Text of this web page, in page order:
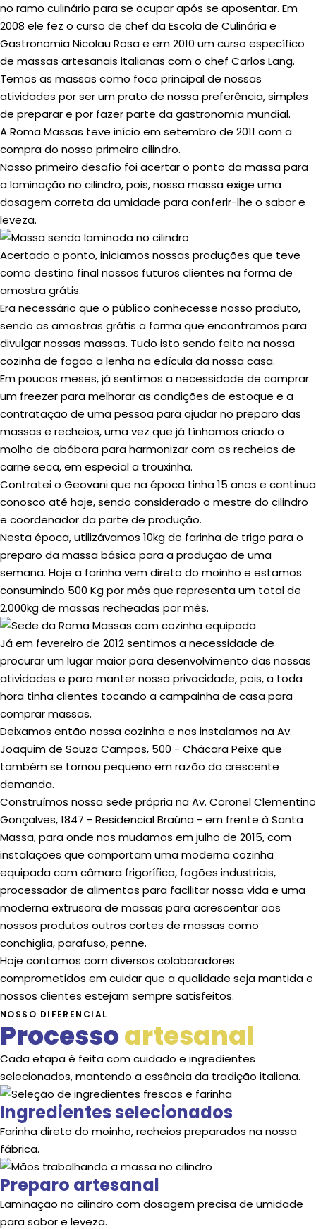
no ramo culinário para se ocupar após se aposentar. Em
2008 ele fez o curso de chef da Escola de Culinária e
Gastronomia Nicolau Rosa e em 2010 um curso específico
de massas artesanais italianas com o chef Carlos Lang.
Temos as massas como foco principal de nossas
atividades por ser um prato de nossa preferência, simples
de preparar e por fazer parte da gastronomia mundial.
A Roma Massas teve início em setembro de 2011 com a
compra do nosso primeiro cilindro.
Nosso primeiro desafio foi acertar o ponto da massa para
a laminação no cilindro, pois, nossa massa exige uma
dosagem correta da umidade para conferir-lhe o sabor e
leveza.
Acertado o ponto, iniciamos nossas produções que teve
como destino final nossos futuros clientes na forma de
amostra grátis.
Era necessário que o público conhecesse nosso produto,
sendo as amostras grátis a forma que encontramos para
divulgar nossas massas. Tudo isto sendo feito na nossa
cozinha de fogão a lenha na edícula da nossa casa.
Em poucos meses, já sentimos a necessidade de comprar
um freezer para melhorar as condições de estoque e a
contratação de uma pessoa para ajudar no preparo das
massas e recheios, uma vez que já tínhamos criado o
molho de abóbora para harmonizar com os recheios de
carne seca, em especial a trouxinha.
Contratei o Geovani que na época tinha 15 anos e continua
conosco até hoje, sendo considerado o mestre do cilindro
e coordenador da parte de produção.
Nesta época, utilizávamos 10kg de farinha de trigo para o
preparo da massa básica para a produção de uma
semana. Hoje a farinha vem direto do moinho e estamos
consumindo 500 Kg por mês que representa um total de
2.000kg de massas recheadas por mês.
Já em fevereiro de 2012 sentimos a necessidade de
procurar um lugar maior para desenvolvimento das nossas
atividades e para manter nossa privacidade, pois, a toda
hora tinha clientes tocando a campainha de casa para
comprar massas.
Deixamos então nossa cozinha e nos instalamos na Av.
Joaquim de Souza Campos, 500 - Chácara Peixe que
também se tornou pequeno em razão da crescente
demanda.
Construímos nossa sede própria na Av. Coronel Clementino
Gonçalves, 1847 - Residencial Braúna - em frente à Santa
Massa, para onde nos mudamos em julho de 2015, com
instalações que comportam uma moderna cozinha
equipada com câmara frigorífica, fogões industriais,
processador de alimentos para facilitar nossa vida e uma
moderna extrusora de massas para acrescentar aos
nossos produtos outros cortes de massas como
conchiglia, parafuso, penne.
Hoje contamos com diversos colaboradores
comprometidos em cuidar que a qualidade seja mantida e
nossos clientes estejam sempre satisfeitos.
NOSSO DIFERENCIAL
Processoartesanal
Cada etapa é feita com cuidado e ingredientes
selecionados, mantendo a essência da tradição italiana.
Ingredientes selecionados
Farinha direto do moinho, recheios preparados na nossa
fábrica.
Preparo artesanal
Laminação no cilindro com dosagem precisa de umidade
para sabor e leveza.